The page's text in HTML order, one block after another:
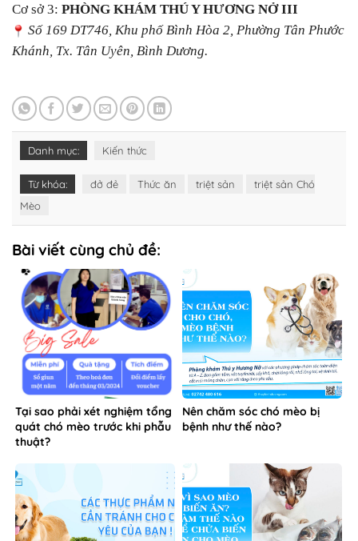
Cơ sở 3: PHÒNG KHÁM THÚ Y HƯƠNG NỞ III
Số 169 DT746, Khu phố Bình Hòa 2, Phường Tân Phước
Khánh, Tx. Tân Uyên, Bình Dương.
Danh mục: Kiến thức
Từ khóa: đở đẻ Thức ăn triệt sản
triệt sản Chó
Mèo
Bài viết cùng chủ đề:
Tại sao phải xét nghiệm tổng
quát chó mèo trước khi phẫu
thuật?
Nên chăm sóc chó mèo bị
bệnh như thế nào?